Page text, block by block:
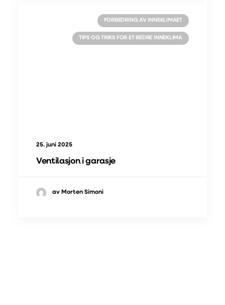
FORBEDRING AV INNEKLIMAET
TIPS OG TRIKS FOR ET BEDRE INNEKLIMA
25. juni 2025
Ventilasjon i garasje
av Morten Simoni